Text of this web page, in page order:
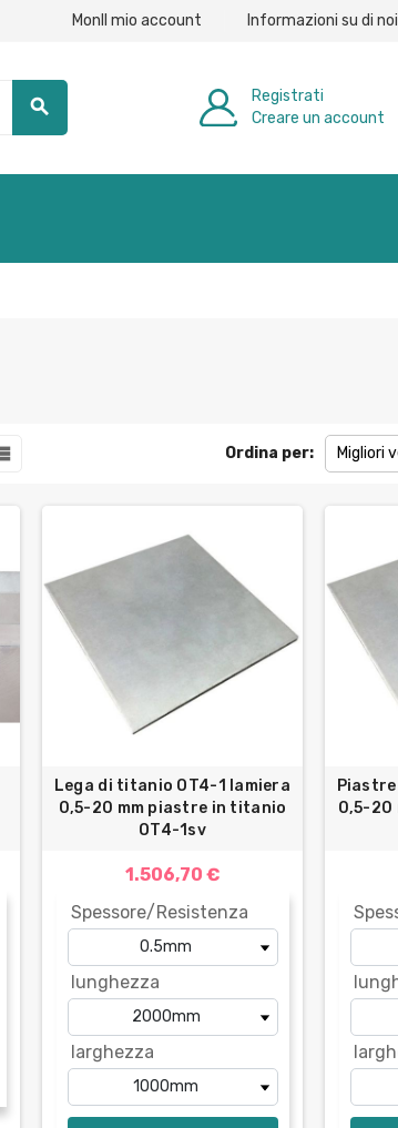
MonIl mio account Informazioni su di noi
search
Registrati
Creare un account
Ordina per: Migliori
Lega di titanio OT4-1 lamiera
0,5-20 mm piastre in titanio
OT4-1sv
1.506,70 €
Spessore/Resistenza
lunghezza
larghezza
0,5-20